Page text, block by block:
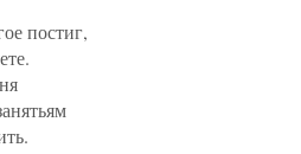
постиг,